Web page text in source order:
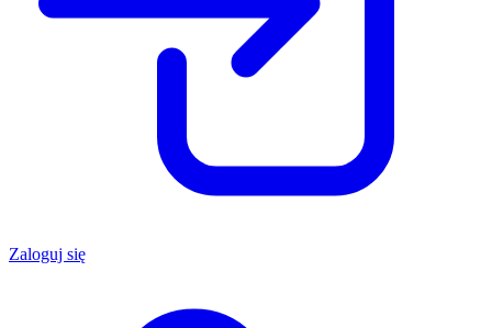
Zaloguj się